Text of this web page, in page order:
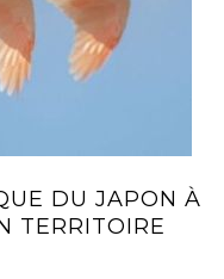
DU JAPON À
TERRITOIRE